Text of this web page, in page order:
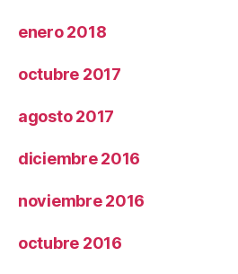
enero 2018
octubre 2017
agosto 2017
diciembre 2016
noviembre 2016
octubre 2016